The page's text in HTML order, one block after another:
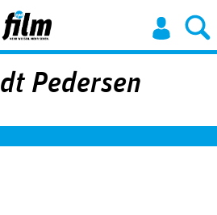
to Navigation
Pedersen